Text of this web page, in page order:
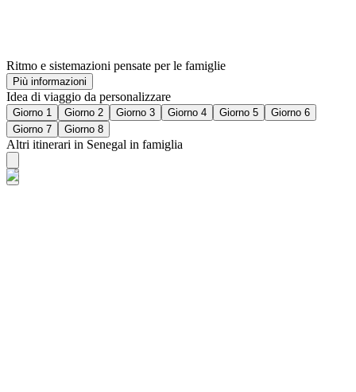
Ritmo e sistemazioni pensate per le famiglie
Più informazioni
Idea di viaggio da personalizzare
Giorno 1 Giorno 2 Giorno 3 Giorno 4 Giorno 5
Giorno 6
Giorno 7
Giorno 8
Altri itinerari in Senegal in famiglia